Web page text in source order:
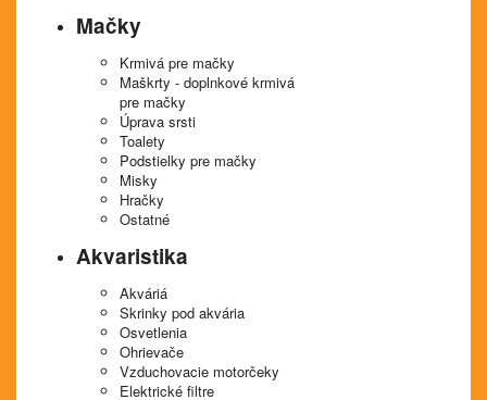
Mačky
Krmivá pre mačky
Maškrty - doplnkové krmivá
pre mačky
Úprava srsti
Toalety
Podstielky pre mačky
Misky
Hračky
Ostatné
Akvaristika
Akváriá
Skrinky pod akvária
Osvetlenia
Ohrievače
Vzduchovacie motorčeky
Elektrické filtre